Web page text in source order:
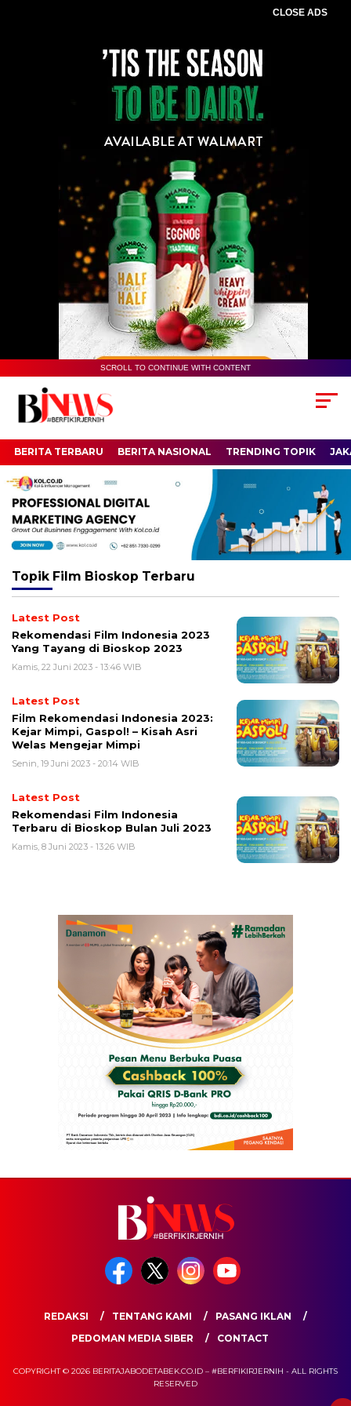
CLOSE ADS
SCROLL TO CONTINUE WITH CONTENT
BERITA TERBARU BERITA NASIONAL TRENDING TOPIK
Topik Film Bioskop Terbaru
Latest Post
Rekomendasi Film Indonesia 2023
Yang Tayang di Bioskop 2023
Kamis, 22 Juni 2023 - 13:46 WIB
Latest Post
Film Rekomendasi Indonesia 2023:
Kejar Mimpi, Gaspol! – Kisah Asri
Welas Mengejar Mimpi
Senin, 19 Juni 2023 - 20:14 WIB
Latest Post
Rekomendasi Film Indonesia
Terbaru di Bioskop Bulan Juli 2023
Kamis, 8 Juni 2023 - 13:26 WIB
REDAKSI TENTANG KAMI
PASANG IKLAN
PEDOMAN MEDIA SIBER
CONTACT
COPYRIGHT © 2026 BERITAJABODETABEK.CO.ID – #BERFIKIRJERNIH - ALL RIGHTS
RESERVED